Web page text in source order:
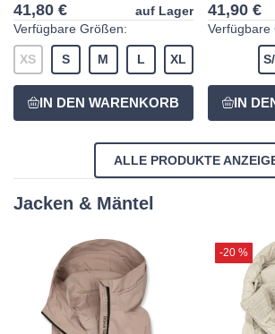
41,80 €
auf Lager
Verfügbare Größen:
XS S M L XL
41,90 €
Verfügbare
ALLE PRODUKTE
Jacken & Mäntel
-20 %